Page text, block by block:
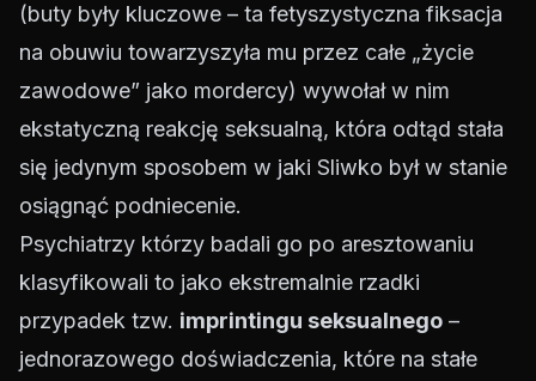
(buty były kluczowe – ta fetyszystyczna fiksacja
na obuwiu towarzyszyła mu przez całe „życie
zawodowe” jako mordercy) wywołał w nim
ekstatyczną reakcję seksualną, która odtąd stała
się jedynym sposobem w jaki Sliwko był w stanie
osiągnąć podniecenie.
Psychiatrzy którzy badali go po aresztowaniu
klasyfikowali to jako ekstremalnie rzadki
przypadek tzw. imprintingu seksualnego –
jednorazowego doświadczenia, które na stałe